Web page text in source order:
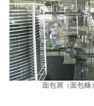
面包屑（面包糠